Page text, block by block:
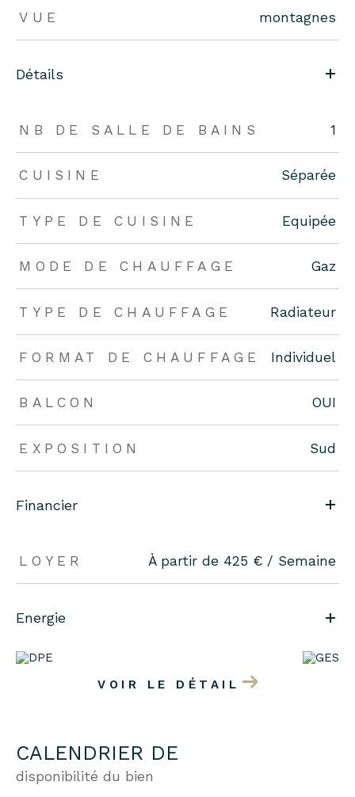
VUE montagnes
Détails
NB DE SALLE DE BAINS 1
CUISINE Séparée
TYPE DE CUISINE Equipée
MODE DE CHAUFFAGE Gaz
TYPE DE CHAUFFAGE Radiateur
FORMAT DE CHAUFFAGE Individuel
BALCON OUI
EXPOSITION Sud
Financier
LOYER À partir de 425 € / Semaine
Energie
VOIR LE DÉTAIL
CALENDRIER DE
disponibilité du bien